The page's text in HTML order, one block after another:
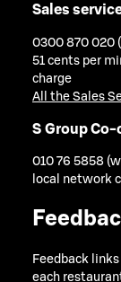
Sales
0300 870 020
51 cents per
charge
All the Sales
S Group
010 76 5858
local network
Feedback
each